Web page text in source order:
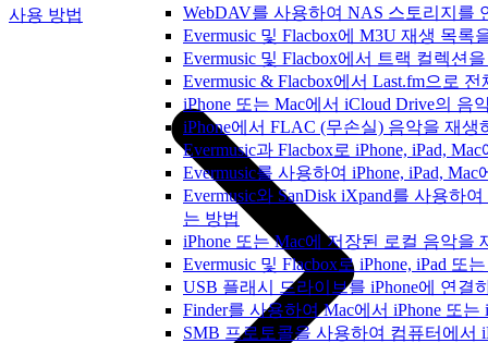
WebDAV를 사용하여 NAS 스토리지를
Evermusic 및 Flacbox에 M3U 재생 목록
Evermusic 및 Flacbox에서 트랙 컬렉션
Evermusic & Flacbox에서 Last.fm으로
iPhone 또는 Mac에서 iCloud Drive의 음
iPhone에서 FLAC (무손실) 음악을 재생
Evermusic과 Flacbox로 iPhone, iPad,
Evermusic를 사용하여 iPhone, iPad,
Evermusic와 SanDisk iXpand를 사용하
는 방법
iPhone 또는 Mac에 저장된 로컬 음악을
Evermusic 및 Flacbox로 iPhone, iPad
USB 플래시 드라이브를 iPhone에 연
Finder를 사용하여 Mac에서 iPhone 또
SMB 프로토콜을 사용하여 컴퓨터에서
사용 방법